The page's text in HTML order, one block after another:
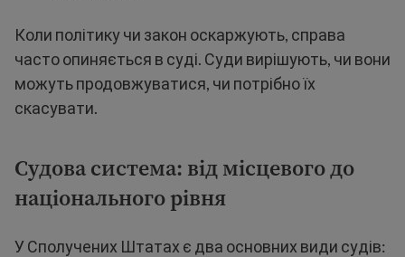
Коли політику чи закон оскаржують, справа
часто опиняється в суді. Суди вирішують, чи вони
можуть продовжуватися, чи потрібно їх
скасувати.
Судова система: від місцевого до
національного рівня
У Сполучених Штатах є два основних види судів: